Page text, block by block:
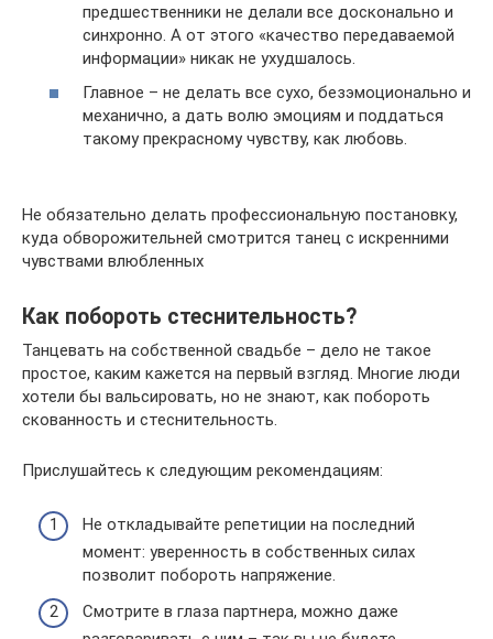
предшественники не делали все досконально и
синхронно. А от этого «качество передаваемой
информации» никак не ухудшалось.
Главное – не делать все сухо, безэмоционально и
механично, а дать волю эмоциям и поддаться
такому прекрасному чувству, как любовь.
Не обязательно делать профессиональную постановку,
куда обворожительней смотрится танец с искренними
чувствами влюбленных
Как побороть стеснительность?
Танцевать на собственной свадьбе – дело не такое
простое, каким кажется на первый взгляд. Многие люди
хотели бы вальсировать, но не знают, как побороть
скованность и стеснительность.
Прислушайтесь к следующим рекомендациям:
Не откладывайте репетиции на последний
момент: уверенность в собственных силах
позволит побороть напряжение.
Смотрите в глаза партнера, можно даже